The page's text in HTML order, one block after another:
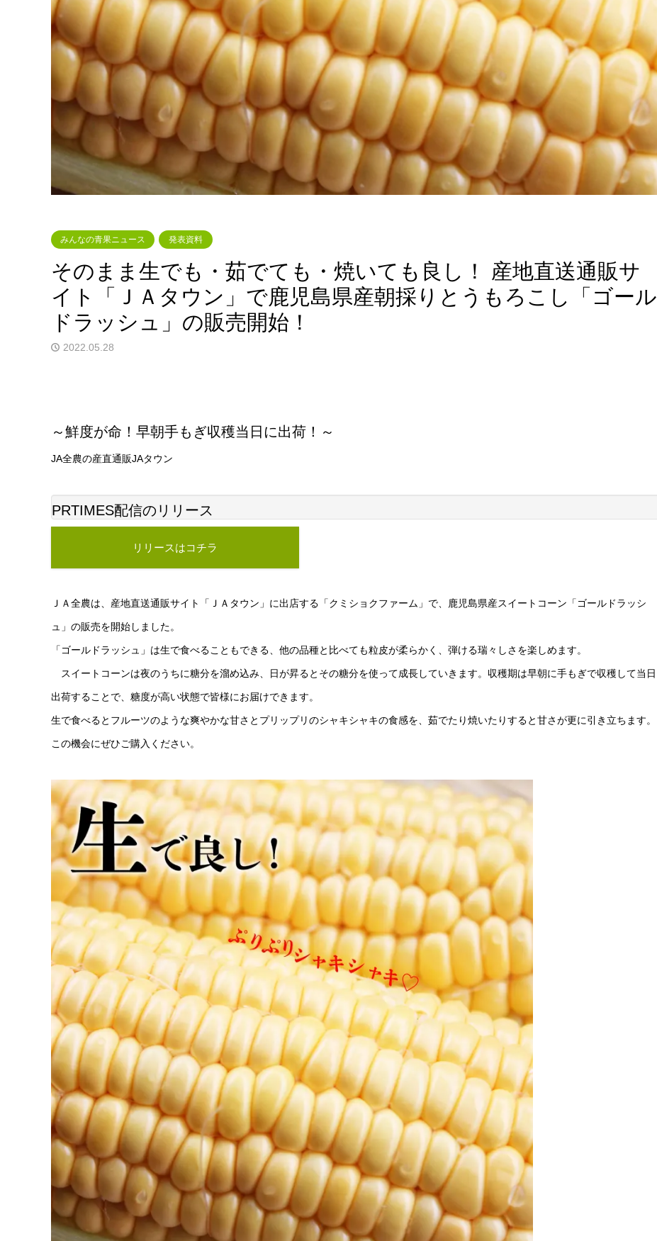
みんなの青果ニュース 発表資料
そのまま生でも・茹でても・焼いても良し！ 産地直送通販サ
イト「ＪＡタウン」で鹿児島県産朝採りとうもろこし「ゴール
ドラッシュ」の販売開始！
2022.05.28
～鮮度が命！早朝手もぎ収穫当日に出荷！～
JA全農の産直通販JAタウン
PRTIMES配信のリリース
リリースはコチラ
ＪＡ全農は、産地直送通販サイト「ＪＡタウン」に出店する「クミショクファーム」で、鹿児島県産スイートコーン「ゴールドラッシ
ュ」の販売を開始しました。
「ゴールドラッシュ」は生で食べることもできる、他の品種と比べても粒皮が柔らかく、弾ける瑞々しさを楽しめます。
スイートコーンは夜のうちに糖分を溜め込み、日が昇るとその糖分を使って成長していきます。収穫期は早朝に手もぎで収穫して当日
出荷することで、糖度が高い状態で皆様にお届けできます。
生で食べるとフルーツのような爽やかな甘さとプリップリのシャキシャキの食感を、茹でたり焼いたりすると甘さが更に引き立ちます。
この機会にぜひご購入ください。